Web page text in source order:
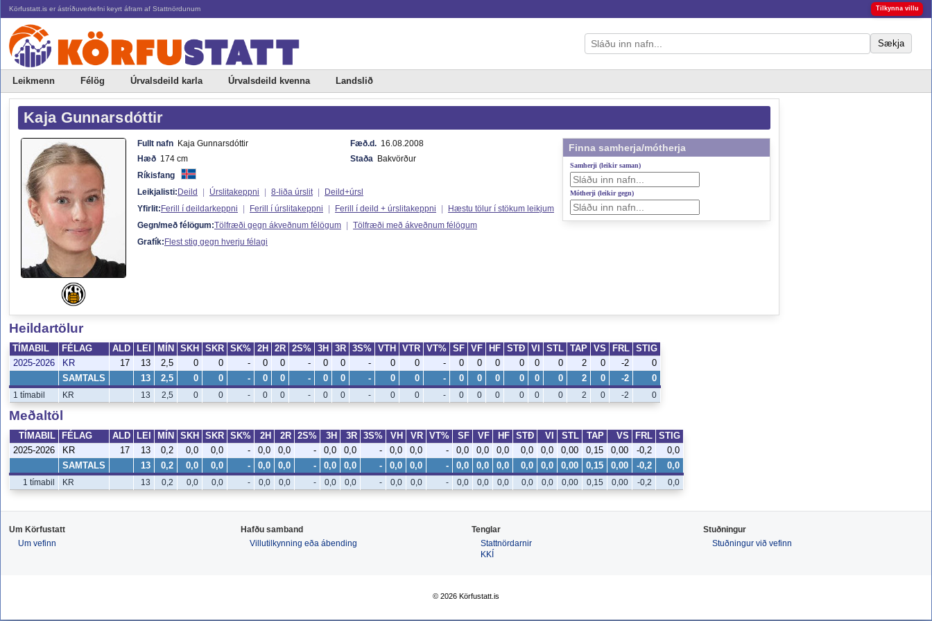
Körfustatt.is er ástríðuverkefni keyrt áfram af Stattnördunum Tilkynna villu
Sækja
Leikmenn Félög Úrvalsdeild karla Úrvalsdeild kvenna Landslið
Kaja Gunnarsdóttir
Fullt nafn Kaja Gunnarsdóttir Fæð.d. 16.08.2008
Hæð 174 cm Staða Bakvörður
Ríkisfang
Leikjalisti:Deild | Úrslitakeppni | 8-liða úrslit |
Deild+úrsl
Yfirlit:Ferill í deildarkeppni | Ferill í úrslitakeppni | Ferill í deild + úrslitakeppni |
Hæstu tölur í stökum leikjum
Gegn/með félögum:Tölfræði gegn ákveðnum félögum | Tölfræði með ákveðnum félögum
Grafík:Flest stig gegn hverju félagi
Finna samherja/mótherja
Samherji (leikir saman)
Mótherji (leikir gegn)
Heildartölur
TÍMABIL FÉLAG ALD LEI MÍN SKH SKR SK% 2H 2R 2S% 3H 3R 3S% VTH VTR VT% SF VF HF STÐ VI STL TAP VS FRL
STIG
2025-2026
KR 17 13 2,5 0 0 - 0 0 - 0 0 - 0 0 - 0 0 0 0 0 0 2 0 -2 0
SAMTALS 13 2,5 0 0 - 0 0 - 0 0 - 0 0 - 0 0 0 0 0 0 2 0 -2 0
1 tímabil KR 13 2,5 0 0 - 0 0 - 0 0 - 0 0 - 0 0 0 0 0 0 2 0 -2 0
Meðaltöl
TÍMABIL FÉLAG ALD LEI MÍN SKH SKR SK% 2H 2R 2S% 3H 3R 3S% VH VR VT% SF VF HF STÐ VI STL TAP VS FRL
STIG
2025-2026
KR 17 13 0,2 0,0 0,0 - 0,0 0,0 - 0,0 0,0 - 0,0 0,0 - 0,0 0,0 0,0 0,0 0,0 0,00 0,15 0,00 -0,2 0,0
SAMTALS 13 0,2 0,0 0,0 - 0,0 0,0 - 0,0 0,0 - 0,0 0,0 - 0,0 0,0 0,0 0,0 0,0 0,00 0,15 0,00 -0,2 0,0
1 tímabil KR 13 0,2 0,0 0,0 - 0,0 0,0 - 0,0 0,0 - 0,0 0,0 - 0,0 0,0 0,0 0,0 0,0 0,00 0,15 0,00 -0,2 0,0
Um Körfustatt
Um vefinn
Hafðu samband
Villutilkynning eða ábending
Tenglar
Stattnördarnir
KKÍ
Stuðningur
Stuðningur við vefinn
© 2026 Körfustatt.is